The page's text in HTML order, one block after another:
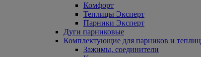
Комфорт
Теплицы Эксперт
Парники Эксперт
Дуги парниковые
Комплектующие для парников и теплиц
Зажимы, соединители